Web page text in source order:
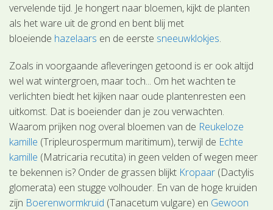
vervelende tijd. Je hongert naar bloemen, kijkt de planten
als het ware uit de grond en bent blij met
bloeiende hazelaars en de eerste sneeuwklokjes.
Zoals in voorgaande afleveringen getoond is er ook altijd
wel wat wintergroen, maar toch... Om het wachten te
verlichten biedt het kijken naar oude plantenresten een
uitkomst. Dat is boeiender dan je zou verwachten.
Waarom prijken nog overal bloemen van de Reukeloze
kamille (Tripleurospermum maritimum), terwijl de Echte
kamille (Matricaria recutita) in geen velden of wegen meer
te bekennen is? Onder de grassen blijkt Kropaar (Dactylis
glomerata) een stugge volhouder. En van de hoge kruiden
zijn Boerenwormkruid (Tanacetum vulgare) en Gewoon